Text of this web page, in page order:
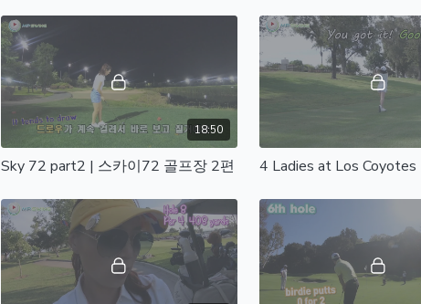
18:50
Sky 72 part2 | 스카이72 골프장 2편